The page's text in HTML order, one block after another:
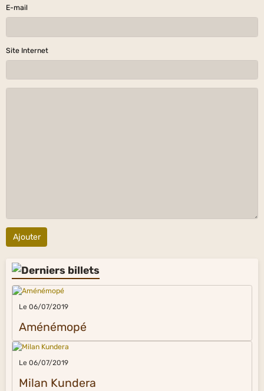
E-mail
Site Internet
Ajouter
Le 06/07/2019
Aménémopé
Le 06/07/2019
Milan Kundera